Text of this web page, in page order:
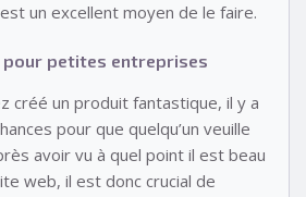
un excellent moyen de le faire.
pour petites entreprises
créé un produit fantastique, il y a
pour que quelqu’un veuille
avoir vu à quel point il est beau
web, il est donc crucial de